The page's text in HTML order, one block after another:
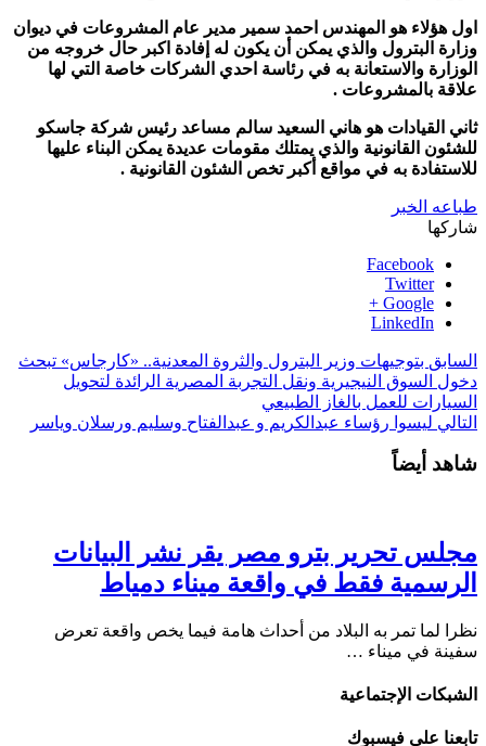
اول هؤلاء هو المهندس احمد سمير مدير عام المشروعات في ديوان
وزارة البترول والذي يمكن أن يكون له إفادة اكبر حال خروجه من
الوزارة والاستعانة به في رئاسة احدي الشركات خاصة التي لها
علاقة بالمشروعات .
ثاني القيادات هو هاني السعيد سالم مساعد رئيس شركة جاسكو
للشئون القانونية والذي يمتلك مقومات عديدة يمكن البناء عليها
للاستفادة به في مواقع أكبر تخص الشئون القانونية .
طباعه الخبر
شاركها
Facebook
Twitter
Google +
LinkedIn
السابق بتوجيهات وزير البترول والثروة المعدنية.. «كارجاس» تبحث
دخول السوق النيجيرية ونقل التجربة المصرية الرائدة لتحويل
السيارات للعمل بالغاز الطبيعي
التالي ليسوا رؤساء عبدالكريم و عبدالفتاح وسليم ورسلان وياسر
شاهد أيضاً
مجلس تحرير بترو مصر يقر نشر البيانات
الرسمية فقط في واقعة ميناء دمياط
نظرا لما تمر به البلاد من أحداث هامة فيما يخص واقعة تعرض
سفينة في ميناء …
الشبكات الإجتماعية
تابعنا على فيسبوك